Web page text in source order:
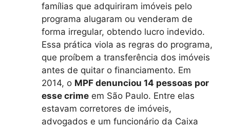
famílias que adquiriram imóveis pelo
programa alugaram ou venderam de
forma irregular, obtendo lucro indevido.
Essa prática viola as regras do programa,
que proíbem a transferência dos imóveis
antes de quitar o financiamento. Em
2014, o MPF denunciou 14 pessoas por
esse crime em São Paulo. Entre elas
estavam corretores de imóveis,
advogados e um funcionário da Caixa